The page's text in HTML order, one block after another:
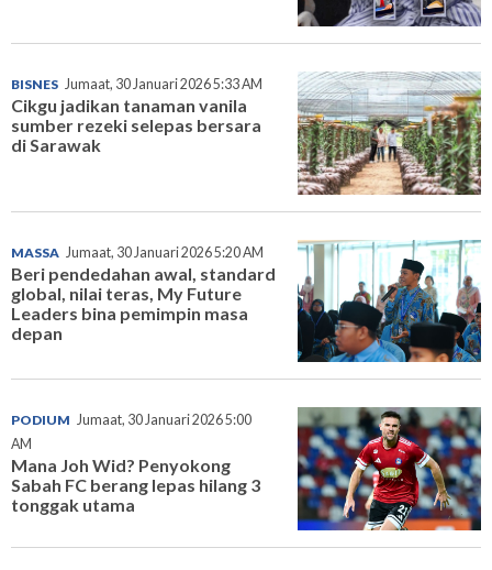
BISNES Jumaat, 30 Januari 2026 5:33 AM
Cikgu jadikan tanaman vanila
sumber rezeki selepas bersara
di Sarawak
MASSA Jumaat, 30 Januari 2026 5:20 AM
Beri pendedahan awal, standard
global, nilai teras, My Future
Leaders bina pemimpin masa
depan
PODIUM Jumaat, 30 Januari 2026 5:00
AM
Mana Joh Wid? Penyokong
Sabah FC berang lepas hilang 3
tonggak utama